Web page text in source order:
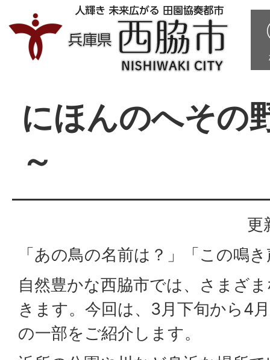
にほんのへその
～
更
「あの鳥の名前は？」「この鳴
自然豊かな西脇市では、さまざ
きます。今回は、3月下旬から4
の一部をご紹介します。